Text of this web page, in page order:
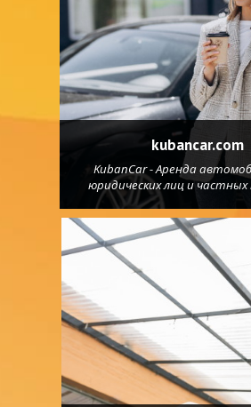
kubancar.com
KubanCar - Аренда
юридических лиц и